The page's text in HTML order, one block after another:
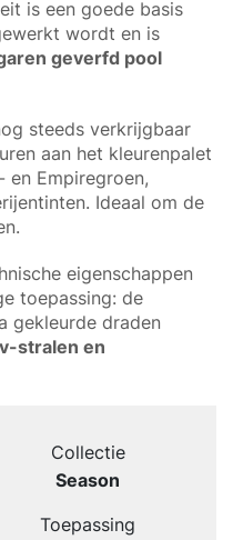
is een goede basis
wordt en is
geverfd pool
steeds verkrijgbaar
aan het kleurenpalet
en Empiregroen,
Ideaal om de
eigenschappen
toepassing: de
gekleurde draden
stralen en
Collectie
Season
Toepassing